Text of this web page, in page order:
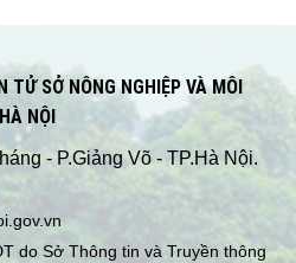
TỬ SỞ NÔNG NGHIỆP VÀ MÔI
NỘI
- P.Giảng Võ - TP.Hà Nội.
do Sở Thông tin và Truyền thông